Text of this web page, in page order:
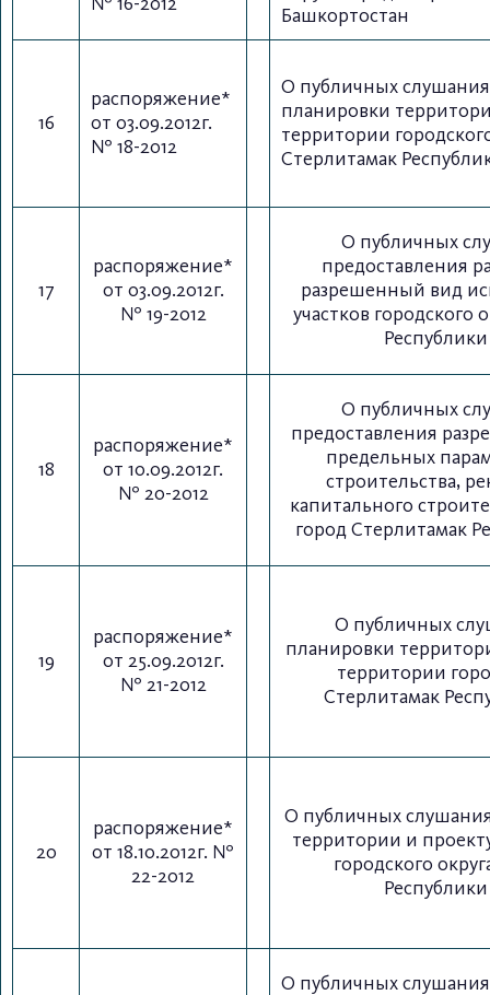
Башкортостан
16
распоряжение*
от 03.09.2012г.
№ 18-2012
О публичных
планировки
территории
Стерлитамак
17
распоряжение*
от 03.09.2012г.
№ 19-2012
О публичных
предоставления
разрешенный вид
участков городского
18
распоряжение*
от 10.09.2012г.
№ 20-2012
О публичных
предоставления
предельных
строительства,
капитального
город Стерлитамак
19
распоряжение*
от 25.09.2012г.
№ 21-2012
О публичных
планировки
территории
Стерлитамак
20
распоряжение*
от 18.10.2012г. №
22-2012
О публичных
территории и
городского
О публичных